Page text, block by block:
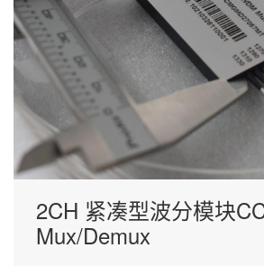
2CH 紧凑型波分模块
Mux/Demux